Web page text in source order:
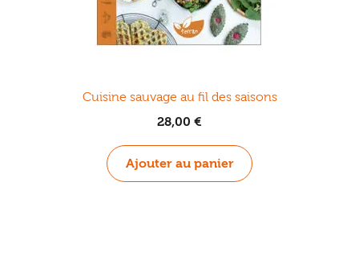
Cuisine sauvage au fil des saisons
28,00 €
Ajouter au panier